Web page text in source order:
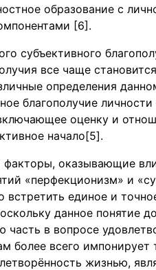
образование с
[6].
субъективного
все чаще
определения
благополучие
оценку и
начало[5].
оказывающие
«перфекционизм» и
встретить единое и
данное понятие
часть в вопросе
более всего
жизнью,